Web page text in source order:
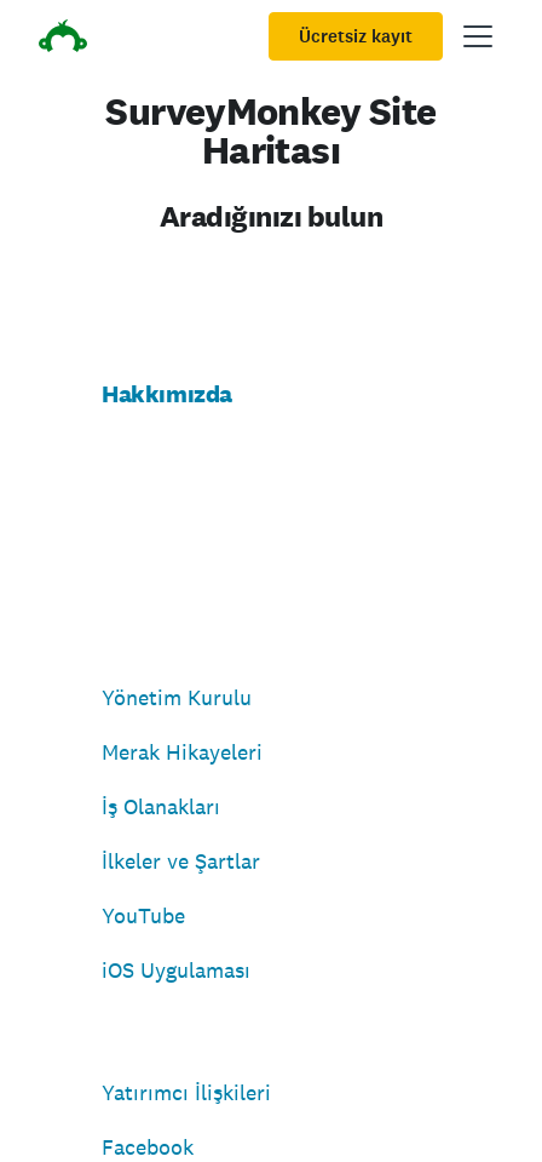
Ücretsiz kayıt
SurveyMonkey Site
Haritası
Aradığınızı bulun
Hakkımızda
Yönetim Kurulu
Merak Hikayeleri
İş Olanakları
İlkeler ve Şartlar
YouTube
iOS Uygulaması
Yatırımcı İlişkileri
Facebook